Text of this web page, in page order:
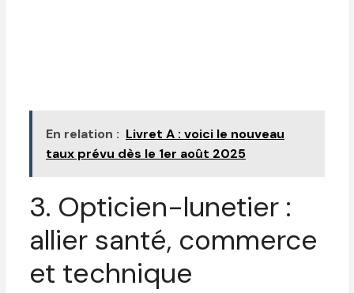
En relation : Livret A : voici le nouveau
taux prévu dès le 1er août 2025
3. Opticien-lunetier :
allier santé, commerce
et technique